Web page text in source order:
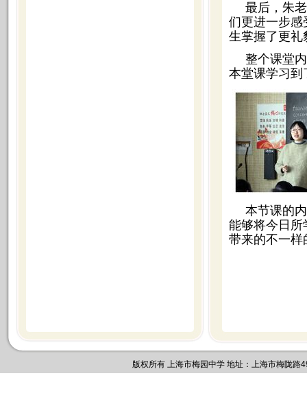
最后，朱
们更进一步感
生掌握了更礼
整个课堂
本堂课学习到
本节课的
能够将今日所
带来的不一样
版权所有 上海市梅园中学 地址：上海市梅陇